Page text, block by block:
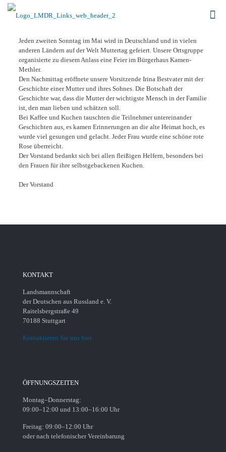
Jeden zweiten Sonntag im Mai wird in Deutschland und in vielen
anderen Ländern auf der Welt Muttertag gefeiert. Unsere Ortsgruppe
organisierte zu diesem Anlass eine Feier im Bürgerhaus Kamen-
Methler.
Den Nachmittag eröffnete unsere Vorsitzende Irina Bestvater mit der
Geschichte einer Mutter und ihres Sohnes. Die Botschaft der
Geschichte war, dass die Mutter der wichtigste Mensch in der Familie
ist, den man lieben und schätzen soll.
Bei Kaffee und Kuchen tauschten die Teilnehmer untereinander
Geschichten aus, es kamen Erinnerungen an die alte Heimat hoch, es
wurde viel gesungen und gelacht. Jeder Frau wurde eine schöne rote
Rose überreicht.
Der Vorstand bedankt sich bei allen fleißigen Helfern, besonders bei
den Frauen für ihre selbstgebackenen Kuchen.
Der Vorstand
KONTAKT
Landsmannschaft
der Deutschen aus Russland e. V.
Raitelsbergstraße 49
70188 Stuttgart
Kontaktieren Sie uns hier
ÖFFNUNGSZEITEN
Montag–Donnerstag:
09:00–12:00 und 13:00–16:00 Uhr
Freitag: 09:00–12:00 Uhr
oder nach telefonischer Vereinbarung